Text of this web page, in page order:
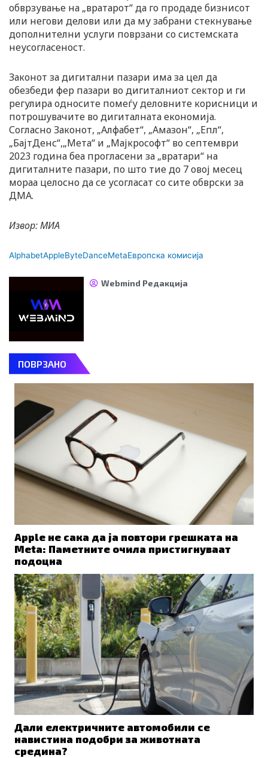
обврзување на „вратарот“ да го продаде бизнисот
или негови делови или да му забрани стекнување
дополнителни услуги поврзани со системската
неусогласеност.
Законот за дигитални пазари има за цел да
обезбеди фер пазари во дигиталниот сектор и ги
регулира односите помеѓу деловните корисници и
потрошувачите во дигиталната економија.
Согласно Законот, „Алфабет“, „Амазон“, „Епл“,
„БајтДенс“,„Мета“ и „Мајкрософт“ во септември
2023 година беа прогласени за „вратари“ на
дигиталните пазари, по што тие до 7 овој месец
мораа целосно да се усогласат со сите обврски за
ДМА.
Извор: МИА
AlphabetAppleByteDanceMetaЕвропска комисија
Webmind Редакција
ПОВРЗАНО
Apple не сака да ја повтори грешката на
Meta: Паметните очила пристигнуваат
подоцна
Дали електричните автомобили се
навистина подобри за животната
средина?